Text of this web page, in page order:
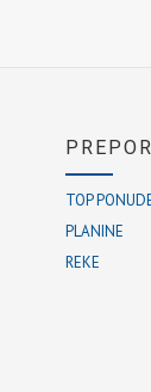
TOP
PLANINE
REKE